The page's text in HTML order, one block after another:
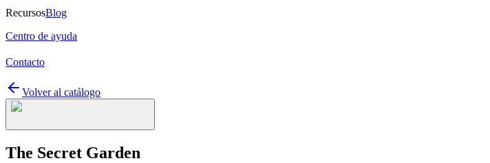
RecursosBlog
Centro de ayuda
Contacto
Volver al catálogo
The Secret Garden